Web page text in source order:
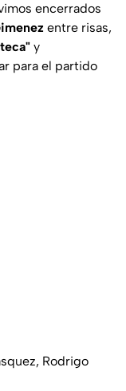
encerrados
entre risas,
y
para el partido
Rodrigo